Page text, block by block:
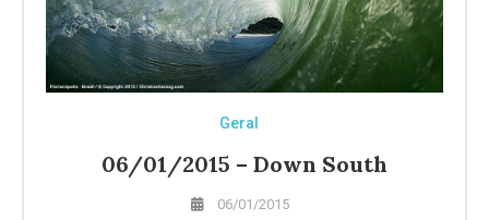
Geral
06/01/2015 – Down South
06/01/2015